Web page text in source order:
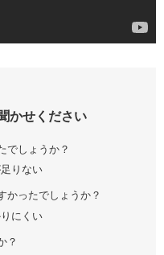
かせください
でしょうか？
りない
かったでしょうか？
にくい
？